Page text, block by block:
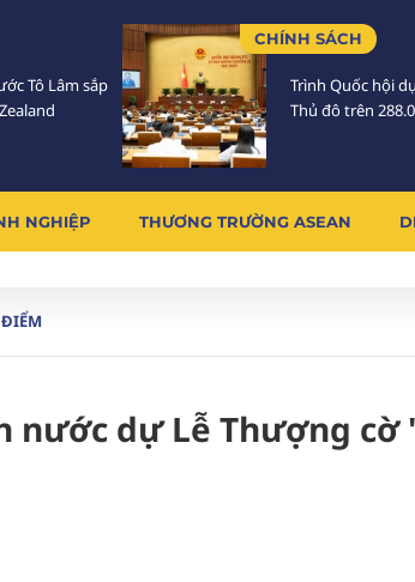
Tô Lâm sắp
CHÍNH SÁCH
Trình Quốc hội
Thủ đô trên
NGHIỆP THƯƠNG TRƯỜNG ASEAN
nước dự Lễ Thượng cờ